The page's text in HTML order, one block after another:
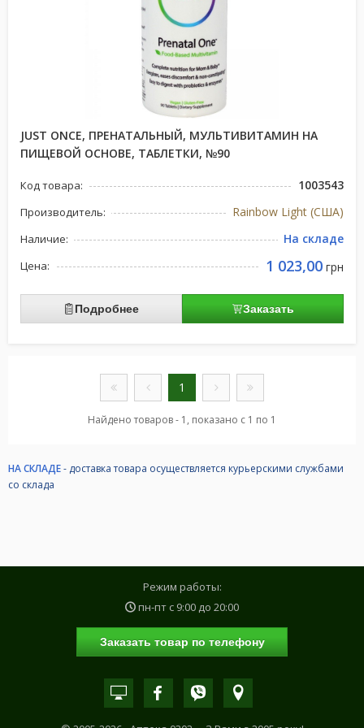
JUST ONCE, ПРЕНАТАЛЬНЫЙ, МУЛЬТИВИТАМИН НА
ПИЩЕВОЙ ОСНОВЕ, ТАБЛЕТКИ, №90
Код товара: 1003543
Производитель: Rainbow Light (США)
Наличие: На складе
Цена: 1 023,00 грн
Подробнее Заказать
1
Найдено товаров - 1, показано с 1 по 1
НА СКЛАДЕ- доставка товара осуществляется курьерскими службами
со склада
Режим работы:
пн-пт с 9:00 до 20:00
Заказать товар по телефону